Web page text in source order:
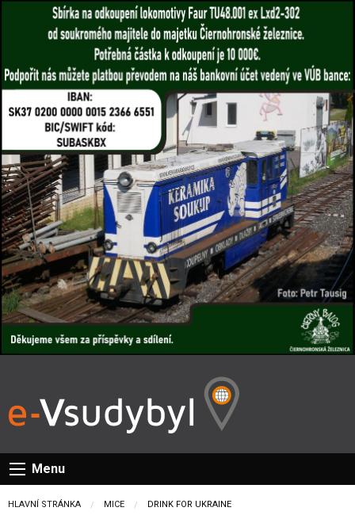
Menu
HLAVNÍ STRÁNKA MICE CURRENT:
DRINK FOR UKRAINE